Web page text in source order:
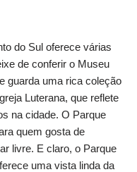
do Sul oferece várias
de conferir o Museu
guarda uma rica coleção
Luterana, que reflete
na cidade. O Parque
quem gosta de
livre. E claro, o Parque
uma vista linda da